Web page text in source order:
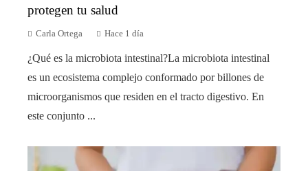
protegen tu salud
Carla Ortega Hace 1 día
¿Qué es la microbiota intestinal?La microbiota intestinal
es un ecosistema complejo conformado por billones de
microorganismos que residen en el tracto digestivo. En
este conjunto ...